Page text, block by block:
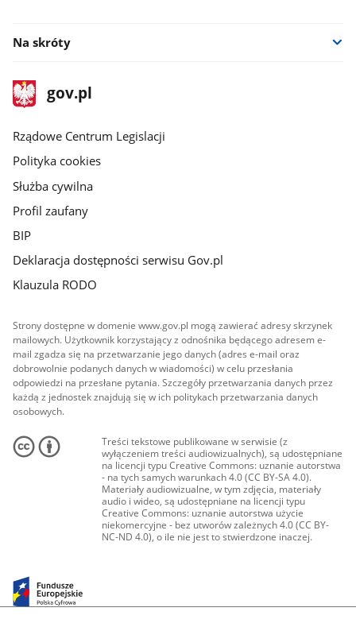
Na skróty
stopka
gov.plStrona
gov.pl
Rządowe Centrum Legislacji
Polityka cookies
Służba cywilna
Profil zaufany
BIP
Deklaracja dostępności serwisu Gov.pl
Klauzula RODO
Strony dostępne w domenie www.gov.pl mogą zawierać adresy skrzynek
mailowych. Użytkownik korzystający z odnośnika będącego adresem e-
mail zgadza się na przetwarzanie jego danych (adres e-mail oraz
dobrowolnie podanych danych w wiadomości) w celu przesłania
odpowiedzi na przesłane pytania. Szczegóły przetwarzania danych przez
każdą z jednostek znajdują się w ich politykach przetwarzania danych
osobowych.
Treści tekstowe publikowane w serwisie (z
wyłączeniem treści audiowizualnych), są udostępniane
na licencji typu Creative Commons: uznanie autorstwa
- na tych samych warunkach 4.0 (CC BY-SA 4.0).
Materiały audiowizualne, w tym zdjęcia, materiały
audio i wideo, są udostępniane na licencji typu
Creative Commons: uznanie autorstwa użycie
niekomercyjne - bez utworów zależnych 4.0 (CC BY-
NC-ND 4.0), o ile nie jest to stwierdzone inaczej.